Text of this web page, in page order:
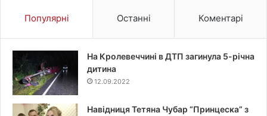
Популярні Останні Коментарі
На Кролевеччині в ДТП загинула 5-річна
дитина
12.09.2022
Навідниця Тетяна Чубар “Принцеска” з